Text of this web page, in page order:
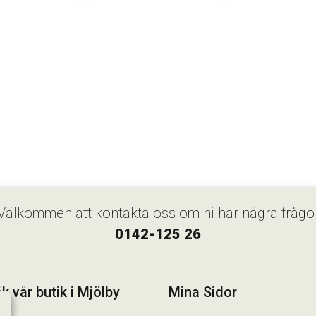
att kontakta oss om ni har några
0142-125 26
vår butik i Mjölby Mina Sidor